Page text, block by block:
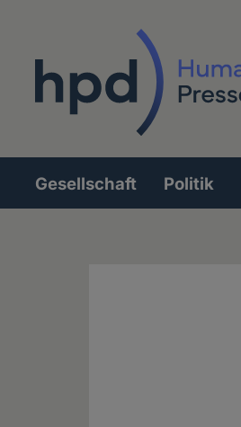
Hauptnavigation
Gesellschaft Politik